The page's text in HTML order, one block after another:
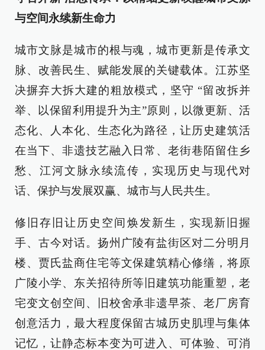
与空间永续新生命力
城市文脉是城市的根与魂，城市更新是传承文
脉、改善民生、赋能发展的关键载体。江苏坚
决摒弃大拆大建的粗放模式，坚守 “留改拆并
举、以保留利用提升为主”原则，以微更新、活
态化、人本化、生态化为路径，让历史建筑活
在当下、非遗技艺融入日常、老街巷陌留住乡
愁、江河文脉永续流传，实现历史与现代对
话、保护与发展双赢、城市与人民共生。
修旧存旧让历史空间焕发新生，实现新旧握
手、古今对话。扬州广陵有盐街区对二分明月
楼、贾氏盐商住宅等文保建筑精心修缮，将原
广陵小学、东关招待所等旧建筑功能重塑，老
宅变文创空间、旧校舍承非遗早茶、老厂房育
创意活力，最大程度保留古城历史肌理与集体
记忆，让静态标本变为可进入、可体验、可消